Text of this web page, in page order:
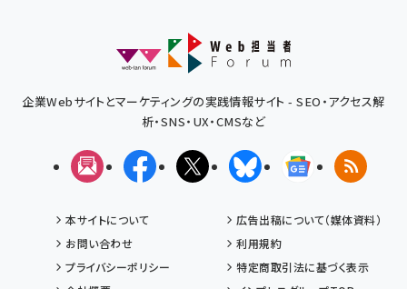
企業Webサイトとマーケティングの実践情報サイト - SEO・アクセス解
析・SNS・UX・CMSなど
メルマガFacebookX(エックス)BlueskyGoogleニュ
RSS
本サイトについて
広告出稿について（媒体資料）
お問い合わせ
利用規約
プライバシーポリシー
特定商取引法に基づく表示